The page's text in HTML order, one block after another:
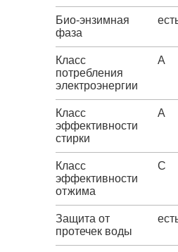
Био-энзимная
фаза
Класс
потребления
электроэнергии
A
Класс
эффективности
стирки
A
Класс
эффективности
отжима
C
Защита от
протечек воды